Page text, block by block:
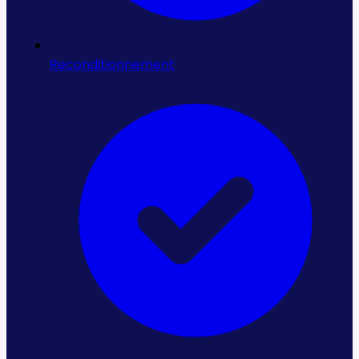
Comparer le coût réel, pas seulement le prix
À matériel équivalent, l'occasion reconditionnée
revient 30 à 70 % moins cher que le neuf. Raisonnez
installation et surtout disponibilité immédiate,
souvent décisive face aux délais du neuf.
Sécuriser garantie, livraison et SAV
La plupart des équipements sont garantis (durée
indiquée sur l'annonce : 6 à 24 mois selon le type de
reconditionnement), pièces et main-d'œuvre selon
les cas. Livraison France, installation possible, SAV.
Questions fréquentes : Convoyeurs
Reconditionnement